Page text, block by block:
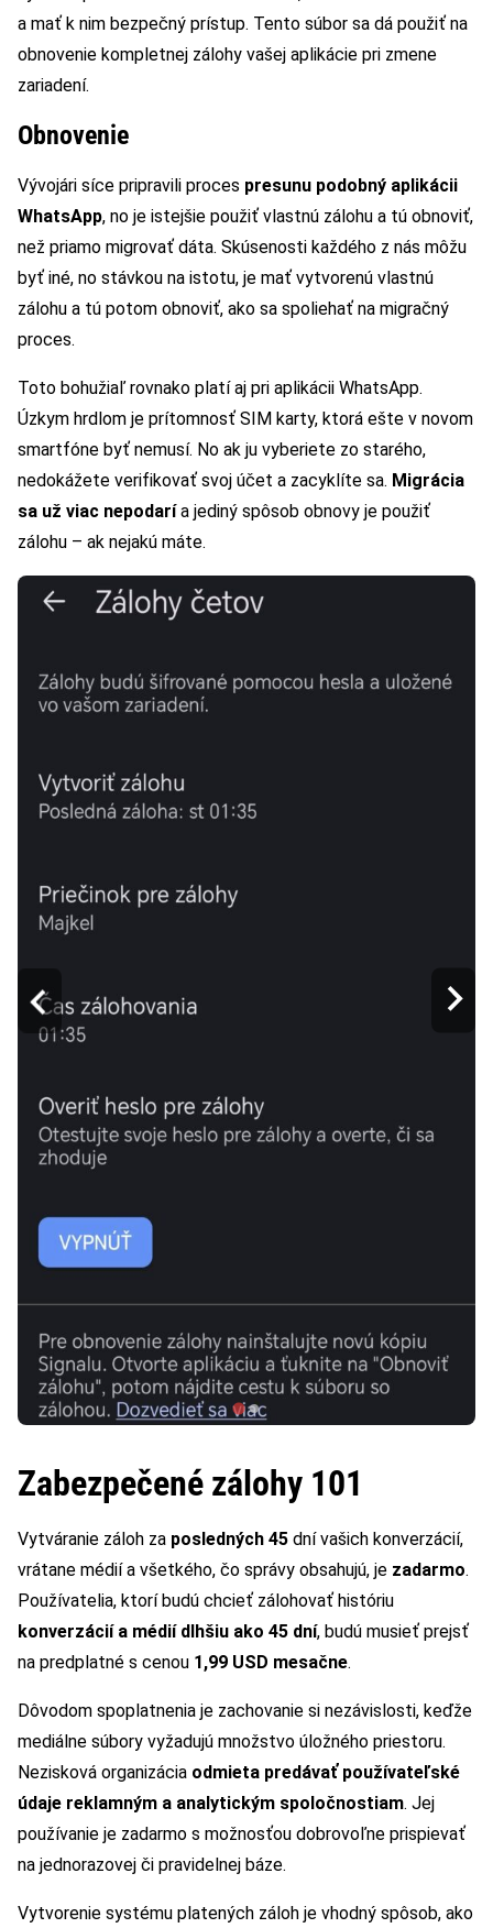
a mať k nim bezpečný prístup. Tento súbor sa dá použiť na
obnovenie kompletnej zálohy vašej aplikácie pri zmene
zariadení.
Obnovenie
Vývojári síce pripravili proces presunu podobný aplikácii
WhatsApp, no je istejšie použiť vlastnú zálohu a tú obnoviť,
než priamo migrovať dáta. Skúsenosti každého z nás môžu
byť iné, no stávkou na istotu, je mať vytvorenú vlastnú
zálohu a tú potom obnoviť, ako sa spoliehať na migračný
proces.
Toto bohužiaľ rovnako platí aj pri aplikácii WhatsApp.
Úzkym hrdlom je prítomnosť SIM karty, ktorá ešte v novom
smartfóne byť nemusí. No ak ju vyberiete zo starého,
nedokážete verifikovať svoj účet a zacyklíte sa. Migrácia
sa už viac nepodaría jediný spôsob obnovy je použiť
zálohu – ak nejakú máte.
Zabezpečené zálohy 101
Vytváranie záloh za posledných 45 dní vašich konverzácií,
vrátane médií a všetkého, čo správy obsahujú, je zadarmo.
Používatelia, ktorí budú chcieť zálohovať históriu
konverzácií a médií dlhšiu ako 45 dní, budú musieť prejsť
na predplatné s cenou 1,99 USD mesačne.
Dôvodom spoplatnenia je zachovanie si nezávislosti, keďže
mediálne súbory vyžadujú množstvo úložného priestoru.
Nezisková organizácia odmieta predávať používateľské
údaje reklamným a analytickým spoločnostiam. Jej
používanie je zadarmo s možnosťou dobrovoľne prispievať
na jednorazovej či pravidelnej báze.
Vytvorenie systému platených záloh je vhodný spôsob, ako